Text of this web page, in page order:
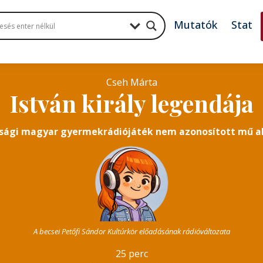
Mutatók Stat
Cseh Márta
István király legendája
magyar gyermekrádiójáték nem azonosított mű
A becsei Petőfi Sándor Kultúrkör előadásának rádióváltozata
25 perc